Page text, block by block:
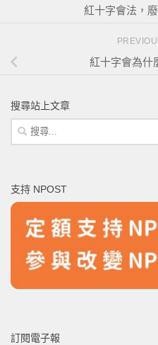
紅十字會法，
紅十字會為什
搜尋站上文章
搜
尋
字:
支持 NPOST
訂閱電子報